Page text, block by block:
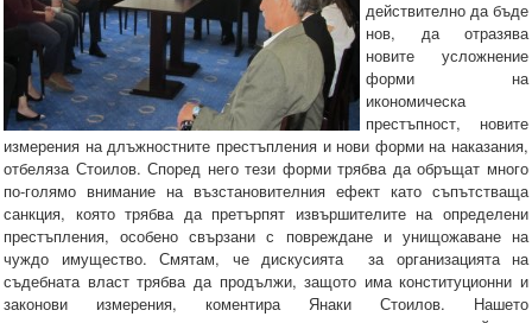
действително да бъде
нов, да отразява
новите усложнение
форми на
икономическа
престъпност, новите
измерения на длъжностните престъпления и нови форми на наказания,
отбеляза Стоилов. Според него тези форми трябва да обръщат много
по-голямо внимание на възстановителния ефект като съпътстваща
санкция, която трябва да претърпят извършителите на определени
престъпления, особено свързани с повреждане и унищожаване на
чуждо имущество. Смятам, че дискусията за организацията на
съдебната власт трябва да продължи, защото има конституционни и
законови измерения, коментира Янаки Стоилов. Нашето